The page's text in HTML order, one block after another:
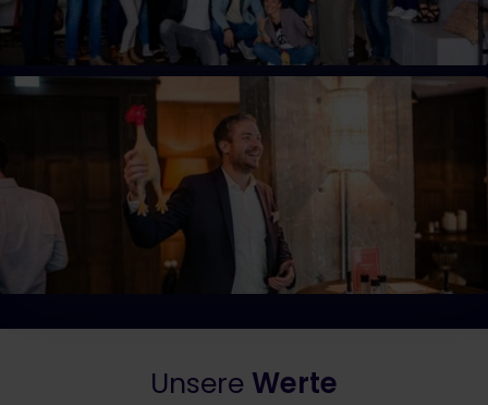
Unsere Werte